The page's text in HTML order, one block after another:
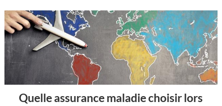
Quelle assurance maladie choisir lors